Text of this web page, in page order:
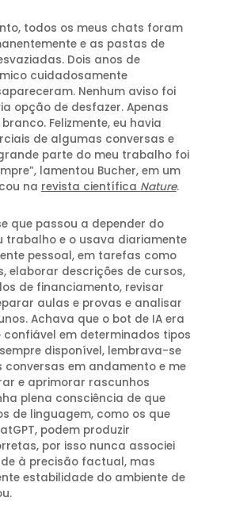
todos os meus chats foram
e as pastas de
Dois anos de
cuidadosamente
Nenhum aviso foi
opção de desfazer. Apenas
Felizmente, eu havia
de algumas conversas e
parte do meu trabalho foi
lamentou Bucher, em um
na revista científica Nature.
que passou a depender do
trabalho e o usava diariamente
pessoal, em tarefas como
elaborar descrições de cursos,
de financiamento, revisar
aulas e provas e analisar
Achava que o bot de IA era
confiável em determinados tipos
disponível, lembrava-se
conversas em andamento e me
e aprimorar rascunhos
plena consciência de que
de linguagem, como os que
podem produzir
por isso nunca associei
à precisão factual, mas
estabilidade do ambiente de